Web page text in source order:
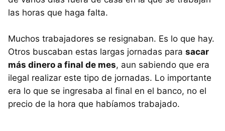
las horas que haga falta.
Muchos trabajadores se resignaban. Es lo que hay.
Otros buscaban estas largas jornadas para sacar
más dinero a final de mes, aun sabiendo que era
ilegal realizar este tipo de jornadas. Lo importante
era lo que se ingresaba al final en el banco, no el
precio de la hora que habíamos trabajado.